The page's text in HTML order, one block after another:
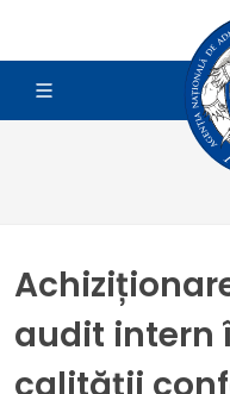
audit intern